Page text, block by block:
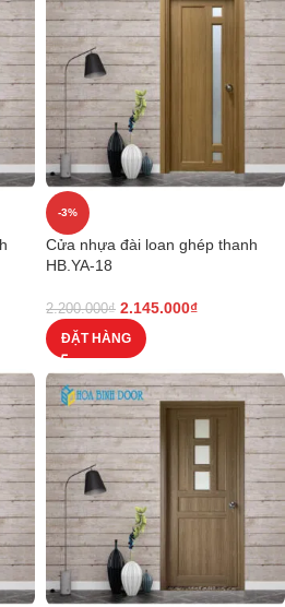
-3%
Cửa nhựa đài loan ghép thanh
HB.YA-18
2.200.000₫ 2.145.000₫
ĐẶT HÀNG